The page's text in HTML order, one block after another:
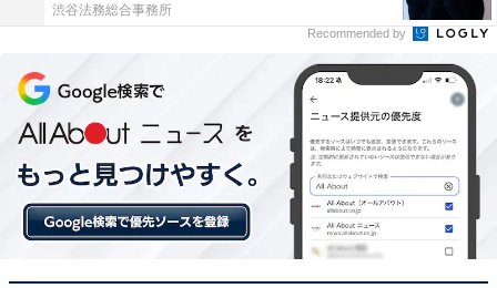
渋谷法務総合事務所
Recommended by